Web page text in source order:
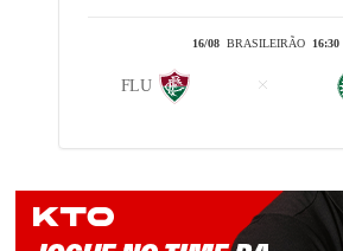
16/08BRASILEIRÃO 16:30
FLU